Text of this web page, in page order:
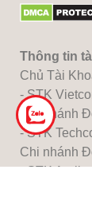
Thông tin
Chủ Tài
- STK
Chi nhánh
- STK
Chi nhánh
- STK